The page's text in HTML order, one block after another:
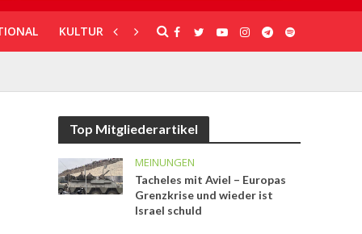
KULTUR UNTERSTÜTZUNG
Top Mitgliederartikel
MEINUNGEN
Tacheles mit Aviel – Europas
Grenzkrise und wieder ist
Israel schuld